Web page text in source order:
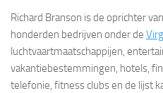
Richard Branson is de oprichter
honderden bedrijven onder de
luchtvaartmaatschappijen,
vakantiebestemmingen, hotels,
telefonie, fitness clubs en de lijst